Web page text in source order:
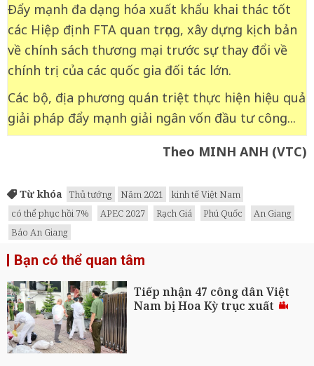
Đẩy mạnh đa dạng hóa xuất khẩu khai thác tốt
các Hiệp định FTA quan trọng, xây dựng kịch bản
về chính sách thương mại trước sự thay đổi về
chính trị của các quốc gia đối tác lớn.
Các bộ, địa phương quán triệt thực hiện hiệu quả
giải pháp đẩy mạnh giải ngân vốn đầu tư công...
Theo MINH ANH (VTC)
Từ khóa Thủ tướng Năm 2021
kinh tế Việt Nam
có thể phục hồi 7%
APEC 2027 Rạch Giá Phú Quốc
An Giang
Báo An Giang
Bạn có thể quan tâm
Tiếp nhận 47 công dân Việt
Nam bị Hoa Kỳ trục xuất